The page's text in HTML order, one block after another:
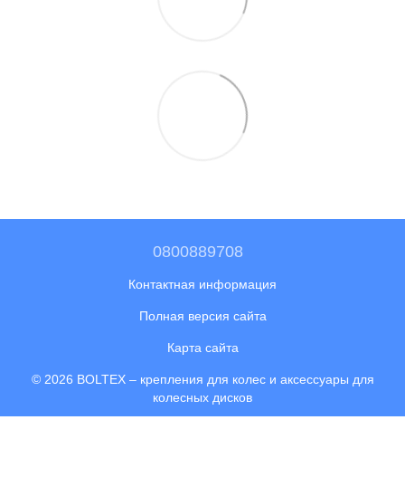
0800889708
Контактная информация
Полная версия сайта
Карта сайта
© 2026 BOLTEX – крепления для колес и аксессуары для
колесных дисков